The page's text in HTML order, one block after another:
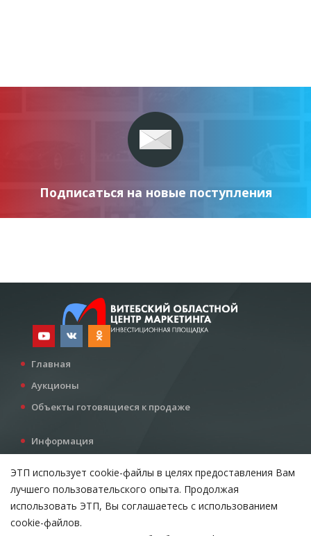
Подписаться на новые поступления
Главная
Аукционы
Объекты готовящиеся к продаже
Информация
Все для инвестора
Контакты
ЭТП использует cookie-файлы в целях предоставления Вам
лучшего пользовательского опыта. Продолжая
использовать ЭТП, Вы соглашаетесь с использованием
cookie-файлов.